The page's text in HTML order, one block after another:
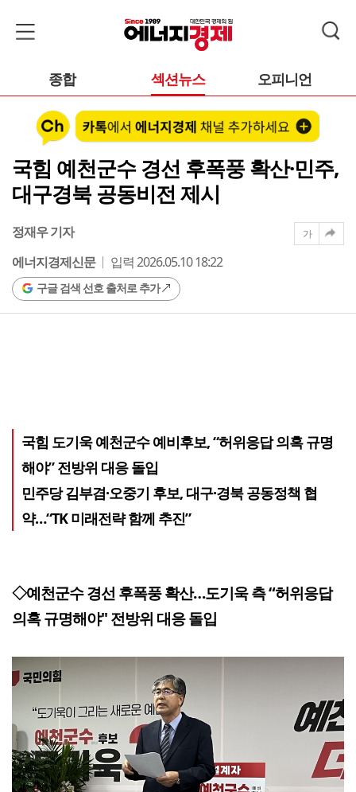
종합 섹션뉴스 오피니언
국힘 예천군수 경선 후폭풍 확산·민주,
대구경북 공동비전 제시
정재우 기자
에너지경제신문
입력 2026.05.10 18:22
구글 검색 선호 출처로 추가
가
국힘 도기욱 예천군수 예비후보, “허위응답 의혹 규명
해야” 전방위 대응 돌입
민주당 김부겸·오중기 후보, 대구·경북 공동정책 협
약…“TK 미래전략 함께 추진”
◇예천군수 경선 후폭풍 확산…도기욱 측 “허위응답
의혹 규명해야" 전방위 대응 돌입